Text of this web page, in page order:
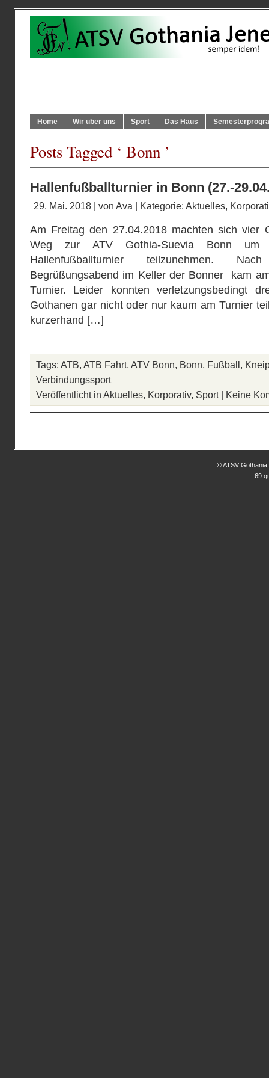
Home Wir über uns Sport Das Haus
Posts Tagged ‘ Bonn ’
Hallenfußballturnier in Bonn (27.-
29. Mai. 2018 | von Ava | Kategorie: Aktuelles,
Am Freitag den 27.04.2018 machten sich vier
Weg zur ATV Gothia-Suevia Bonn um
Hallenfußballturnier teilzunehmen.
Begrüßungsabend im Keller der Bonner kam
Turnier. Leider konnten verletzungsbedingt
Gothanen gar nicht oder nur kaum am Turnier
kurzerhand […]
Tags: ATB, ATB Fahrt, ATV Bonn, Bonn, Fußball,
Verbindungssport
Veröffentlicht in Aktuelles, Korporativ, Sport| Keine
© ATSV
69